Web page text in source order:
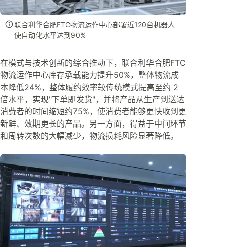
联合利华合肥FTC物流运作中心部署近120台机器人
使自动化水平达到90%
在模式与技术创新的综合推动下，联合利华合肥FTC
物流运作中心库存承载能力提升50%，整体物流成
本降低24%，整体履约效率较传统模式提高至约 2
倍水平，实现"下单即发货"，并将产品从生产到送达
消费者的时间缩短约75%，使消费者能够更快收到更
新鲜、效期更长的产品。另一方面，得益于中间环节
和周转次数的大幅减少，物流损耗风险显著降低。